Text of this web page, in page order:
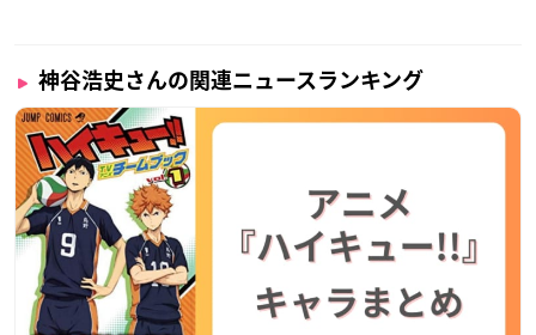
神谷浩史さんの関連ニュースランキング